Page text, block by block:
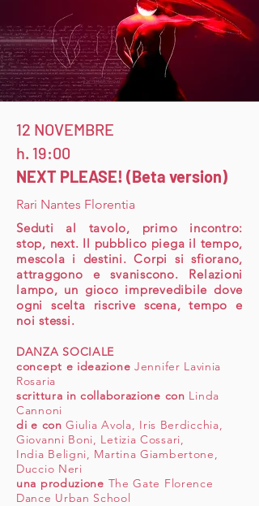
12 NOVEMBRE
h. 19:00
NEXT PLEASE! (Beta version)
Rari Nantes Florentia
Seduti al tavolo, primo incontro:
stop, next. Il pubblico piega il tempo,
mescola i destini. Corpi si sfiorano,
attraggono e svaniscono. Relazioni
lampo, un gioco imprevedibile dove
ogni scelta riscrive scena, tempo e
noi stessi.
DANZA SOCIALE
concept e ideazione Jennifer Lavinia
Rosaria
scrittura in collaborazione con Linda
Cannoni
di e conGiulia Avola, Iris Berdicchia,
Giovanni Boni, Letizia Cossari,
India Beligni, Martina Giambertone,
Duccio Neri
una produzione The Gate Florence
Dance Urban School